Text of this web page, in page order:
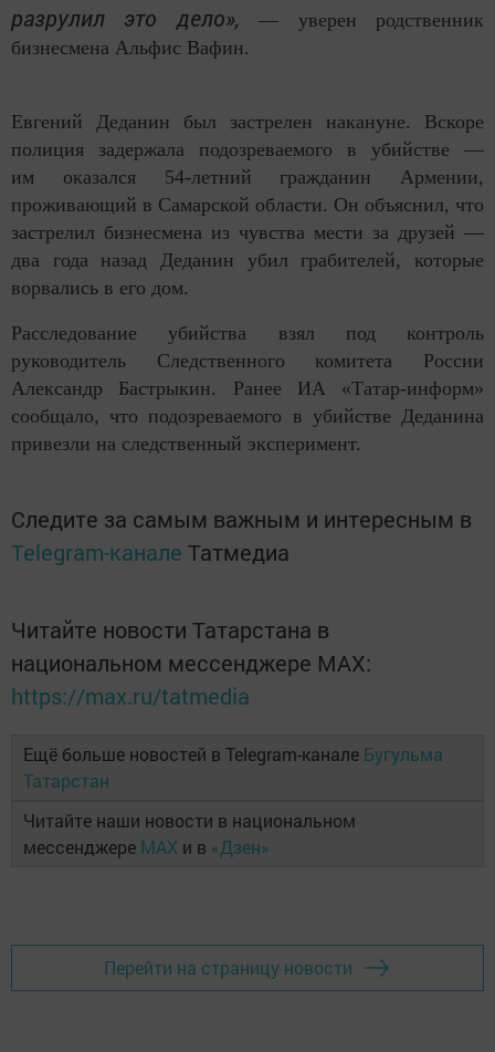
разрулил это дело», — уверен родственник
бизнесмена Альфис Вафин.
Евгений Деданин был застрелен накануне. Вскоре
полиция задержала подозреваемого в убийстве —
им оказался 54-летний гражданин Армении,
проживающий в Самарской области. Он объяснил, что
застрелил бизнесмена из чувства мести за друзей —
два года назад Деданин убил грабителей, которые
ворвались в его дом.
Расследование убийства взял под контроль
руководитель Следственного комитета России
Александр Бастрыкин. Ранее ИА «Татар-информ»
сообщало, что подозреваемого в убийстве Деданина
привезли на следственный эксперимент.
Следите за самым важным и интересным в
Telegram-канале Татмедиа
Читайте новости Татарстана в
национальном мессенджере MАХ:
https://max.ru/tatmedia
Ещё больше новостей в Telegram-канале Бугульма
Татарстан
Читайте наши новости в национальном
мессенджере MAX и в «Дзен»
Перейти на страницу новости